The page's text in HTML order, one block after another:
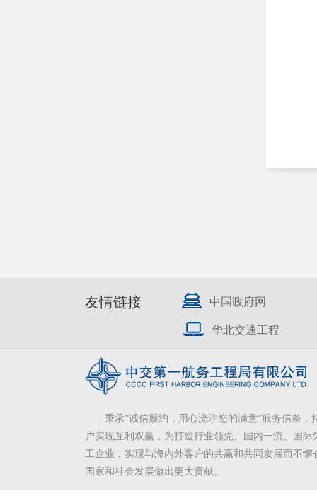
友情链接 中国政府网
华北交通工程
秉承“诚信履约，用心浇注您的满意”服务信条，
户实现互利双赢，为打造行业领先、国内一流、国际
工企业，实现与海内外客户的共赢和共同发展而不懈
国家和社会发展做出更大贡献。